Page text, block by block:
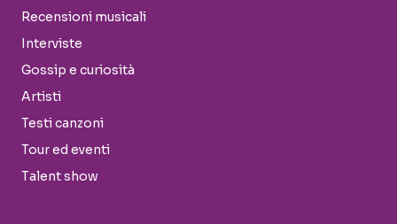
Recensioni musicali
Interviste
Gossip e curiosità
Artisti
Testi canzoni
Tour ed eventi
Talent show